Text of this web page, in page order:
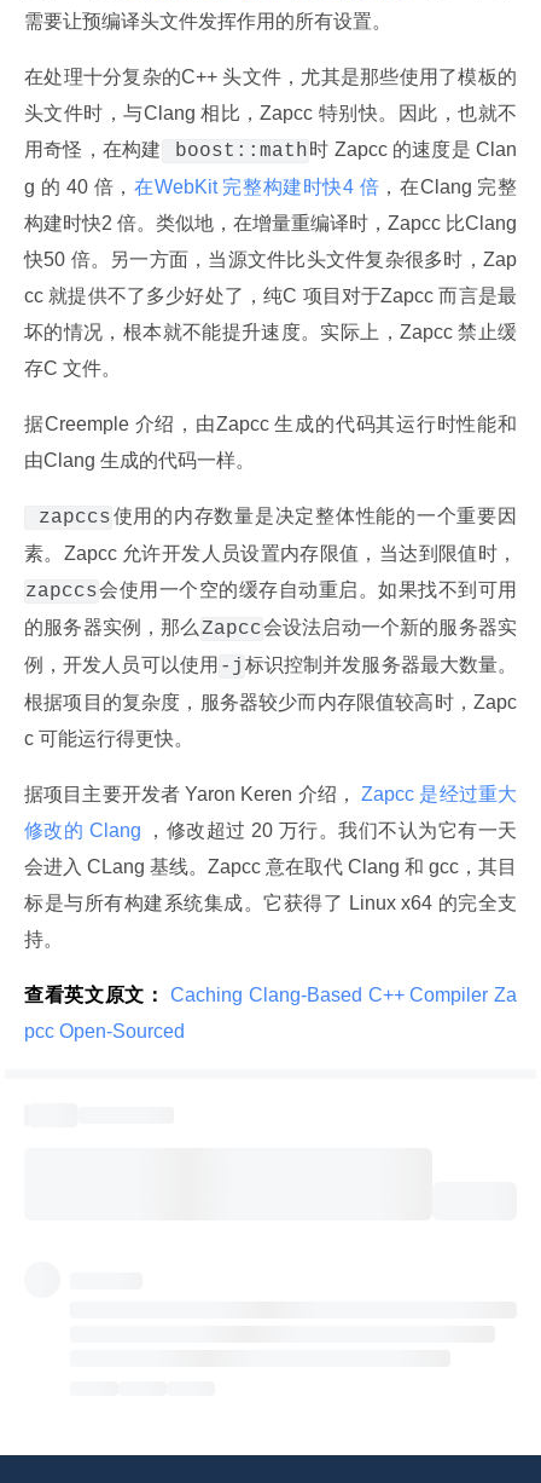
需要让预编译头文件发挥作用的所有设置。
在处理十分复杂的C++ 头文件，尤其是那些使用了模板的
头文件时，与Clang 相比，Zapcc 特别快。因此，也就不
用奇怪，在构建
boost::math时 Zapcc 的速度是 Clan
g 的 40 倍， 在WebKit 完整构建时快4 倍 ，在Clang 完整
构建时快2 倍。类似地，在增量重编译时，Zapcc 比Clang
快50 倍。另一方面，当源文件比头文件复杂很多时，Zap
cc 就提供不了多少好处了，纯C 项目对于Zapcc 而言是最
坏的情况，根本就不能提升速度。实际上，Zapcc 禁止缓
存C 文件。
据Creemple 介绍，由Zapcc 生成的代码其运行时性能和
由Clang 生成的代码一样。
zapccs使用的内存数量是决定整体性能的一个重要因
素。Zapcc 允许开发人员设置内存限值，当达到限值时，
zapccs会使用一个空的缓存自动重启。如果找不到可用
的服务器实例，那么 Zapcc会设法启动一个新的服务器实
例，开发人员可以使用 -j 标识控制并发服务器最大数量。
根据项目的复杂度，服务器较少而内存限值较高时，Zapc
c 可能运行得更快。
据项目主要开发者 Yaron Keren 介绍，
Zapcc 是经过重大
修改的 Clang
，修改超过 20 万行。我们不认为它有一天
会进入 CLang 基线。Zapcc 意在取代 Clang 和 gcc，其目
标是与所有构建系统集成。它获得了 Linux x64 的完全支
持。
查看英文原文：
Caching Clang-Based C++ Compiler Za
pcc Open-Sourced